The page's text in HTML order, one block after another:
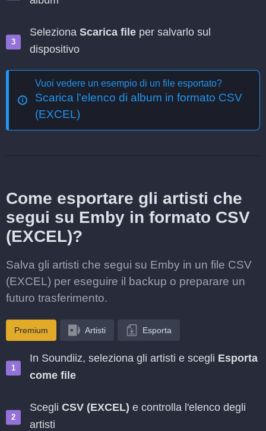
Seleziona Scarica file per salvarlo sul
dispositivo
Vuoi vedere un esempio di un file esportato?
Scarica l'elenco di album in formato CSV
(EXCEL)
Come esportare gli artisti che
segui su Emby in formato CSV
(EXCEL)?
Salva gli artisti che segui su Emby in un file CSV
(EXCEL) per eseguire il backup o preparare un
futuro trasferimento.
Premium Artisti Esporta
In Soundiiz, seleziona gli artisti e scegli Esporta
come file
Scegli CSV (EXCEL) e controlla l'elenco degli
artisti